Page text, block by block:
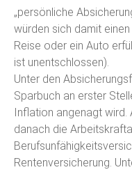
„persönliche
würden sich damit
Reise oder ein Auto
ist unentschlossen).
Unter den
Sparbuch an erster
Inflation angenagt wird.
danach die
Rentenversicherung.